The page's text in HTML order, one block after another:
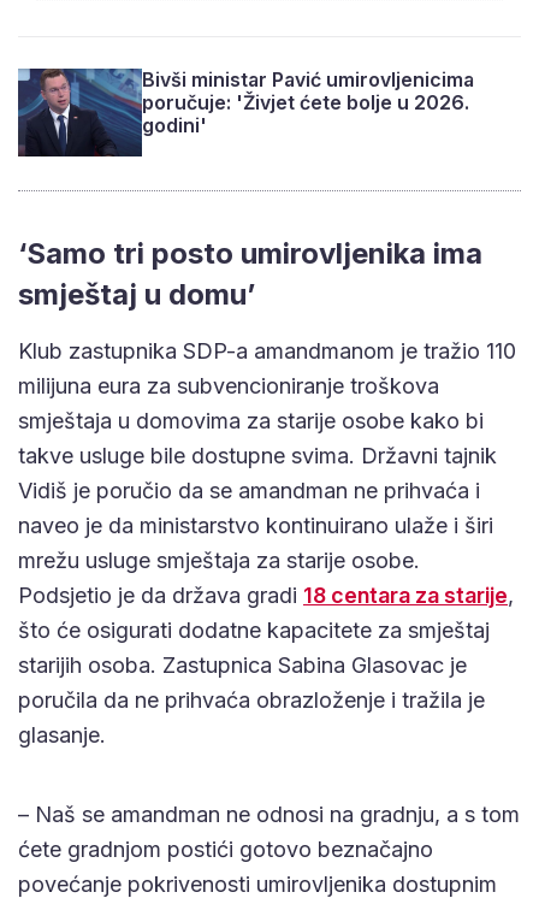
Bivši ministar Pavić umirovljenicima
poručuje: 'Živjet ćete bolje u 2026.
godini'
‘Samo tri posto umirovljenika ima
smještaj u domu’
Klub zastupnika SDP-a amandmanom je tražio 110
milijuna eura za subvencioniranje troškova
smještaja u domovima za starije osobe kako bi
takve usluge bile dostupne svima. Državni tajnik
Vidiš je poručio da se amandman ne prihvaća i
naveo je da ministarstvo kontinuirano ulaže i širi
mrežu usluge smještaja za starije osobe.
Podsjetio je da država gradi 18 centara za starije,
što će osigurati dodatne kapacitete za smještaj
starijih osoba. Zastupnica Sabina Glasovac je
poručila da ne prihvaća obrazloženje i tražila je
glasanje.
– Naš se amandman ne odnosi na gradnju, a s tom
ćete gradnjom postići gotovo beznačajno
povećanje pokrivenosti umirovljenika dostupnim